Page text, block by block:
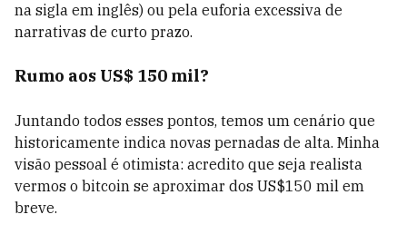
na sigla em inglês) ou pela euforia excessiva de
narrativas de curto prazo.
Rumo aos US$ 150 mil?
Juntando todos esses pontos, temos um cenário que
historicamente indica novas pernadas de alta. Minha
visão pessoal é otimista: acredito que seja realista
vermos o bitcoin se aproximar dos US$150 mil em
breve.